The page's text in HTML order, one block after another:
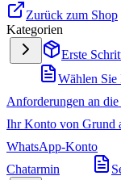
Zurück zum Shop
Kategorien
Erste
Wählen Sie
Anforderungen an
Ihr Konto von Grund
WhatsApp-Konto
Chatarmin